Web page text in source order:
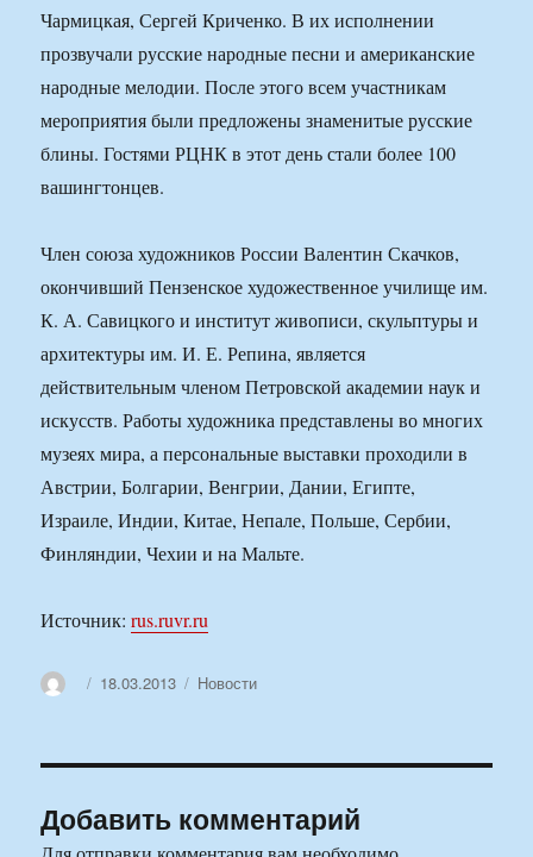
Чармицкая, Сергей Криченко. В их исполнении
прозвучали русские народные песни и американские
народные мелодии. После этого всем участникам
мероприятия были предложены знаменитые русские
блины. Гостями РЦНК в этот день стали более 100
вашингтонцев.
Член союза художников России Валентин Скачков,
окончивший Пензенское художественное училище им.
К. А. Савицкого и институт живописи, скульптуры и
архитектуры им. И. Е. Репина, является
действительным членом Петровской академии наук и
искусств. Работы художника представлены во многих
музеях мира, а персональные выставки проходили в
Австрии, Болгарии, Венгрии, Дании, Египте,
Израиле, Индии, Китае, Непале, Польше, Сербии,
Финляндии, Чехии и на Мальте.
Источник:rus.ruvr.ru
АвторОпубликовано
18.03.2013 Рубрики
Новости
Добавить комментарий